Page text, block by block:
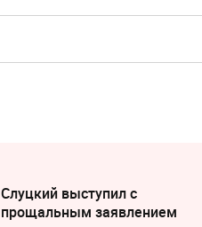
Слуцкий выступил с
прощальным заявлением